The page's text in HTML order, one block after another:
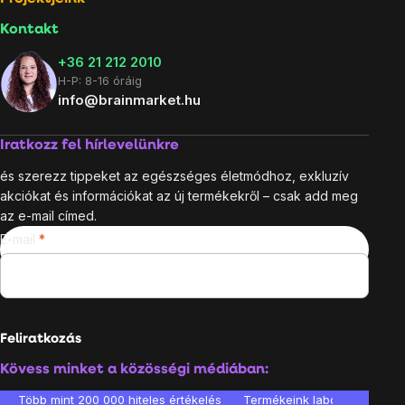
Kontakt
+36 21 212 2010
H-P: 8-16 óráig
info@brainmarket.hu
Iratkozz fel hírlevelünkre
és szerezz tippeket az egészséges életmódhoz, exkluzív
akciókat és információkat az új termékekről – csak add meg
az e-mail címed.
E-mail
Feliratkozás
Kövess minket a közösségi médiában:
Több mint 200 000 hiteles értékelés Termékeink